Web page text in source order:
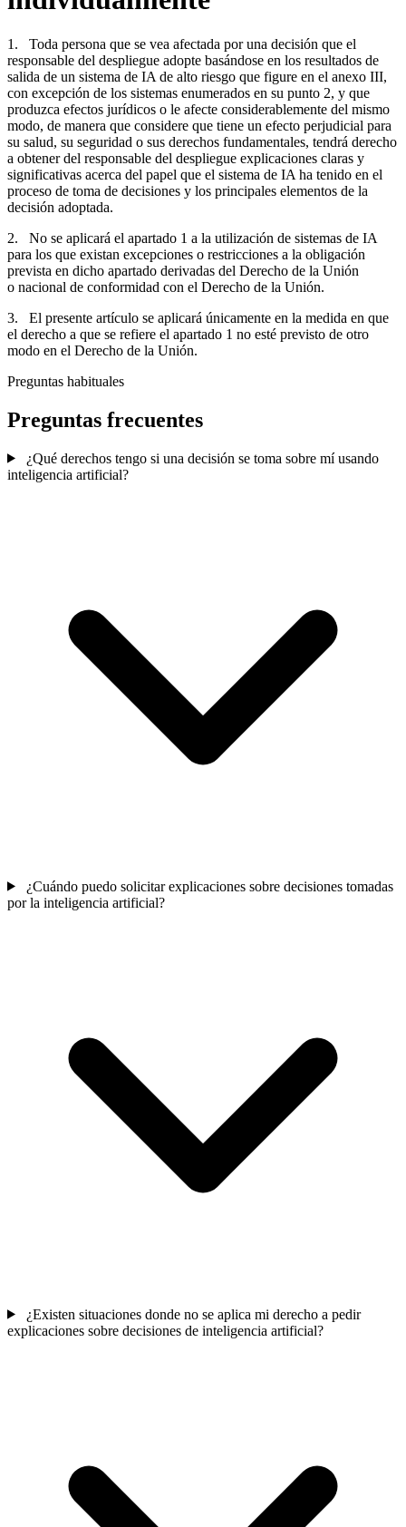
1. Toda persona que se vea afectada por una decisión que el
responsable del despliegue adopte basándose en los resultados de
salida de un sistema de IA de alto riesgo que figure en el anexo III,
con excepción de los sistemas enumerados en su punto 2, y que
produzca efectos jurídicos o le afecte considerablemente del mismo
modo, de manera que considere que tiene un efecto perjudicial para
su salud, su seguridad o sus derechos fundamentales, tendrá derecho
a obtener del responsable del despliegue explicaciones claras y
significativas acerca del papel que el sistema de IA ha tenido en el
proceso de toma de decisiones y los principales elementos de la
decisión adoptada.
2. No se aplicará el apartado 1 a la utilización de sistemas de IA
para los que existan excepciones o restricciones a la obligación
prevista en dicho apartado derivadas del Derecho de la Unión
o nacional de conformidad con el Derecho de la Unión.
3. El presente artículo se aplicará únicamente en la medida en que
el derecho a que se refiere el apartado 1 no esté previsto de otro
modo en el Derecho de la Unión.
Preguntas habituales
Preguntas frecuentes
¿Qué derechos tengo si una decisión se toma sobre mí usando
inteligencia artificial?
¿Cuándo puedo solicitar explicaciones sobre decisiones tomadas
por la inteligencia artificial?
¿Existen situaciones donde no se aplica mi derecho a pedir
explicaciones sobre decisiones de inteligencia artificial?